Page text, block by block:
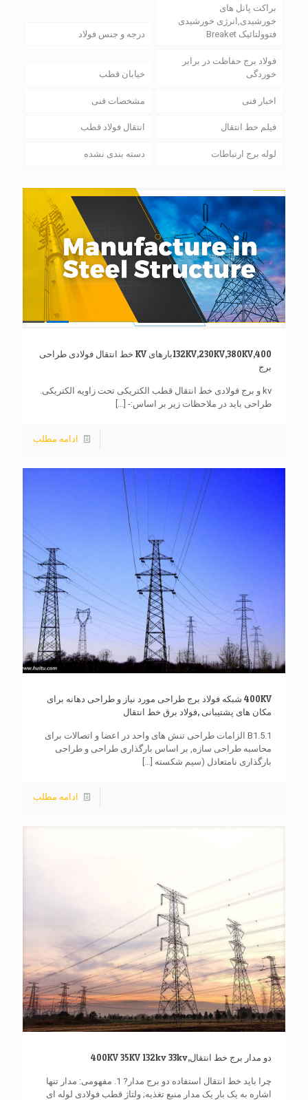
براکت پانل های
خورشیدی,انرژی خورشیدی
فتوولتائیک Breaket
درجه و جنس فولاد
فولاد برج حفاظت در برابر
خوردگی
خیابان قطب
اخبار فنی مشخصات فنی
فیلم خط انتقال انتقال فولاد قطب
لوله برج ارتباطات دسته بندی نشده
132KV,230KV,380KV,400بارهای KV خط انتقال فولادی طراحی
برج
kv و برج فولادی خط انتقال قطب الکتریکی تحت زاویه الکتریکی.
طراحی باید در ملاحظات زیر بر اساس:-
ادامه مطلب
400KV شبکه فولاد برج طراحی مورد نیاز و طراحی دهانه برای
مکان های پشتیبانی ,فولاد برق خط انتقال
B1.5.1 الزامات طراحی تنش های واحد در اعضا و اتصالات برای
محاسبه طراحی سازه, بر اساس بارگذاری طراحی و طراحی
بارگذاری نامتعادل (سیم شکسته [...]
ادامه مطلب
دو مدار برج خط انتقال,400KV 35KV 132kv 33kv
چرا باید خط انتقال استفاده دو برج مدار? 1. مفهومی: مدار تنها
اشاره به یک بار یک مدار منبع تغذیه; ولتاژ قطب فولادی لوله ای